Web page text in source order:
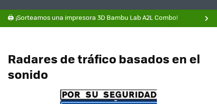
🖨️ ¡Sorteamos una impresora 3D Bambu Lab A2L Combo!
Radares de tráfico basados en el
sonido